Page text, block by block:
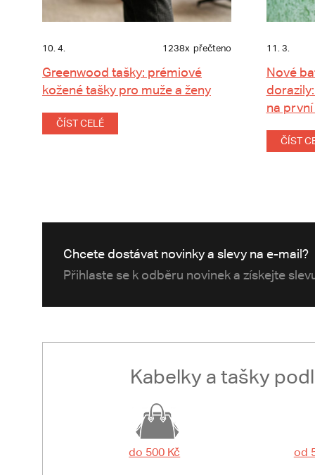
10. 4. 1238x přečteno
Greenwood tašky: prémiové
kožené tašky pro muže a ženy
ČÍST CELÉ
11. 3.
Nové
na
ČÍST
Chcete dostávat novinky a slevy na e-mail?
Přihlaste se k odběru novinek a získejte
Kabelky a tašky
do 500 Kč od